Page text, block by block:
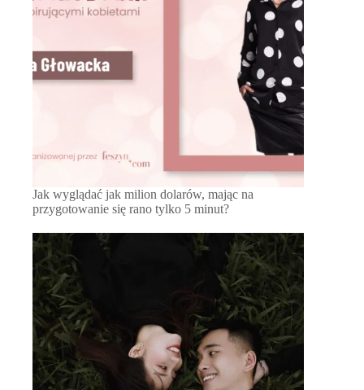
Jak wyglądać jak milion dolarów, mając na
przygotowanie się rano tylko 5 minut?